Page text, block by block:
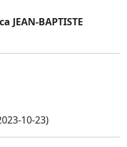
JEAN-BAPTISTE
10-23)